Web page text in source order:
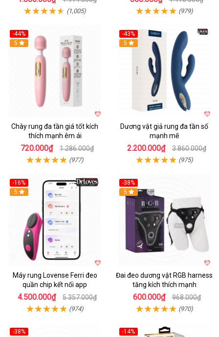
(1,005) (979)
-44%
Hot
5
Chày rung đa tần giá tốt kích
thích mạnh êm ái
720.000₫ 1.286.000₫
(977)
-43%
Hot
5
Dương vật giả rung đa tần số
mạnh mẽ
2.200.000₫ 3.860.000₫
(975)
-16%
Hot
5
Máy rung Lovense Ferri đeo
quần chip kết nối app
4.500.000₫ 5.357.000₫
(974)
-38%
Hot
5
Đai đeo dương vật RGB harness
tăng kích thích mạnh
600.000₫ 968.000₫
(970)
-38%
-14%